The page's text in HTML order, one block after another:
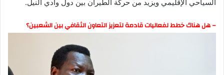
السياحي الإقليمي ويزيد من حركة الطيران بين دول وادي النيل.
– هل هناك خطط لفعاليات قادمة لتعزيز التعاون الثقافي بين الشعبين؟